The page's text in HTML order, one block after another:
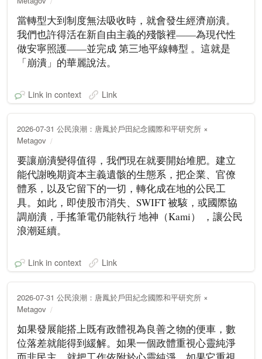
當轉型大到制度無法吸收時，就會發生經濟崩潰。
我們也許得活在新自由主義的殘骸裡——為現代性
做安寧照護——並完成 第三地平線轉型 。這就是
「崩潰」的華麗說法。
Link in context Link
2026-07-31 公民浪潮：唐鳳於戶田紀念國際和平研究所 ×
Metagov
要讓崩潰變得值得，我們現在就要開始堆肥。建立
能代謝晚期資本主義遺骸的生態系，把企業、官僚
體系，以及它留下的一切，轉化成在地的公民工
具。如此，即使股市消失、SWIFT 被駭，或國際協
調崩潰，手搖筆電仍能執行 地神（Kami） ，讓公民
浪潮延續。
Link in context Link
2026-07-31 公民浪潮：唐鳳於戶田紀念國際和平研究所 ×
Metagov
如果發展能搭上既有政體視為良善之物的便車，數
位落差就能得到緩解。如果一個政體重視心靈純淨